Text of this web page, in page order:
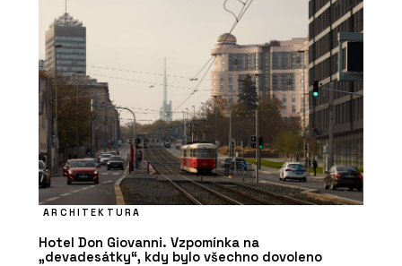
ARCHITEKTURA
Hotel Don Giovanni. Vzpomínka na
„devadesátky“, kdy bylo všechno dovoleno